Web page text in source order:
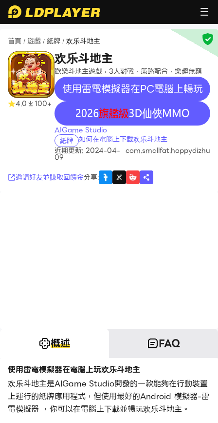
首頁 / 遊戲 / 紙牌 / 欢乐斗地主
4.0 100+
欢乐斗地主
歡樂斗地主遊戲，3人對戰，策略配合，樂趣無窮
使用雷電模擬器在PC電腦上暢玩
recommend
AIGame Studio
紙牌 如何在電腦上下載欢乐斗地主
近期更新: 2024-04-
09
com.smallfat.happydizhu
邀請好友並賺取回饋金分享:
概述 FAQ
使用雷電模擬器在電腦上玩欢乐斗地主
欢乐斗地主是AIGame Studio開發的一款能夠在行動裝置
上運行的紙牌應用程式，但使用最好的Android 模擬器-雷
電模擬器 ，你可以在電腦上下載並暢玩欢乐斗地主。